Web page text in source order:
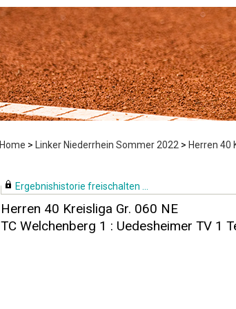
Home > Linker Niederrhein Sommer 2022 > Herren 40
Ergebnishistorie freischalten ...
Herren 40 Kreisliga Gr. 060 NE
TC Welchenberg 1 : Uedesheimer TV 1